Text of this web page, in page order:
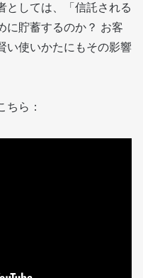
しては、「信託される
に貯蓄するのか？ お客
い使いかたにもその影響
ちら：